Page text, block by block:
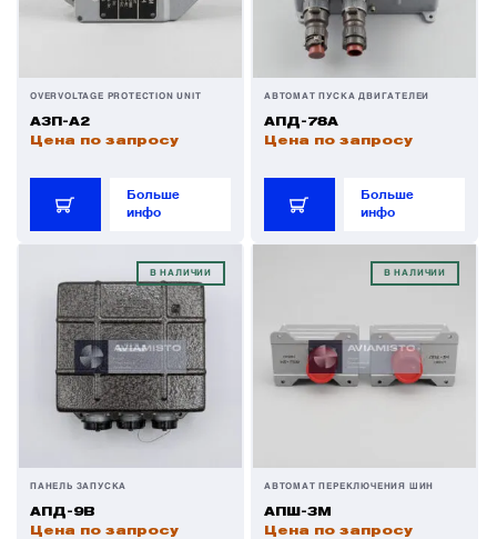
OVERVOLTAGE PROTECTION UNIT
АЗП-А2
Цена по запросу
Больше
инфо
АВТОМАТ ПУСКА ДВИГАТЕЛЕЙ
АПД-78А
Цена по запросу
Больше
инфо
В НАЛИЧИИ
ПАНЕЛЬ ЗАПУСКА
АПД-9В
Цена по запросу
В НАЛИЧИИ
АВТОМАТ ПЕРЕКЛЮЧЕНИЯ ШИН
АПШ-3М
Цена по запросу
Монтажные рамы
Наземное вспомогательное оборудование
Преобразователи напряжения
Приёмники температуры и давления
Приёмопередатчики
Прочие авиационные компоненты